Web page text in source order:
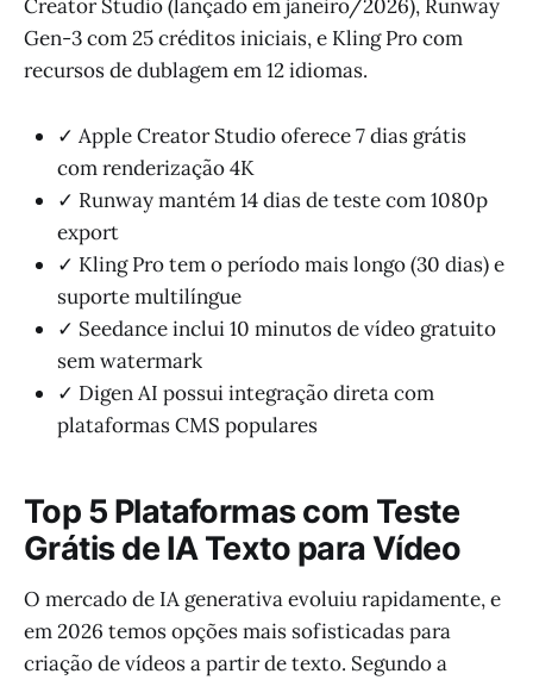
Creator Studio (lançado em janeiro/2026), Runway
Gen-3 com 25 créditos iniciais, e Kling Pro com
recursos de dublagem em 12 idiomas.
✓ Apple Creator Studio oferece 7 dias grátis
com renderização 4K
✓ Runway mantém 14 dias de teste com 1080p
export
✓ Kling Pro tem o período mais longo (30 dias) e
suporte multilíngue
✓ Seedance inclui 10 minutos de vídeo gratuito
sem watermark
✓ Digen AI possui integração direta com
plataformas CMS populares
Top 5 Plataformas com Teste
Grátis de IA Texto para Vídeo
O mercado de IA generativa evoluiu rapidamente, e
em 2026 temos opções mais sofisticadas para
criação de vídeos a partir de texto. Segundo a